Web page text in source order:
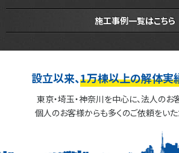
施工事例一覧はこちら
設立以来、1万棟以上の解体実
東京・埼玉・神奈川を中心に、法人のお
個人のお客様からも多くのご依頼をいた